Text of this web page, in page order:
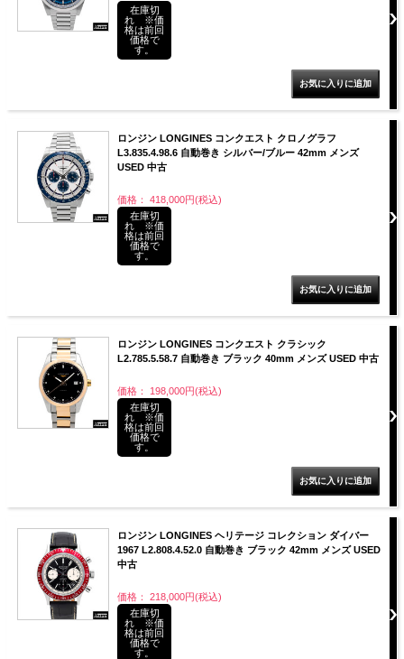
在庫切
れ ※価
格は前回
価格で
す。
ロンジン LONGINES コンクエスト クロノグラフ
L3.835.4.98.6 自動巻き シルバー/ブルー 42mm メンズ
USED 中古
価格： 418,000円(税込)
在庫切
れ ※価
格は前回
価格で
す。
ロンジン LONGINES コンクエスト クラシック
L2.785.5.58.7 自動巻き ブラック 40mm メンズ USED 中古
価格： 198,000円(税込)
在庫切
れ ※価
格は前回
価格で
す。
ロンジン LONGINES ヘリテージ コレクション ダイバー
1967 L2.808.4.52.0 自動巻き ブラック 42mm メンズ USED
中古
価格： 218,000円(税込)
在庫切
れ ※価
格は前回
価格で
す。